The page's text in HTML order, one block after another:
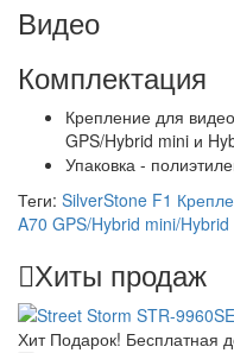
Видео
Комплектация
Крепление для
GPS/Hybrid mini и
Упаковка -
Теги: SilverStone F1
A70 GPS/Hybrid mini/Hybrid
Хиты продаж
Хит Подарок! Бесплатная